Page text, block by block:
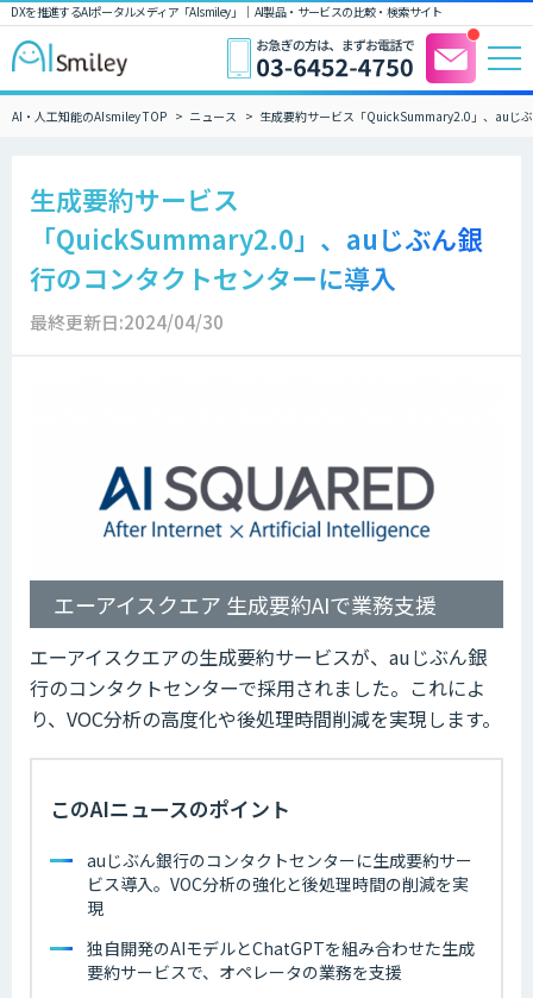
DXを推進するAIポータルメディア「AIsmiley」｜ AI製品・サービスの比較・検索サイト
AI・人工知能のAIsmiley TOP ニュース 生成要約サービス「QuickSummary2.0」、auじ
生成要約サービス
「QuickSummary2.0」、auじぶん銀
行のコンタクトセンターに導入
最終更新日:2024/04/30
エーアイスクエア 生成要約AIで業務支援
エーアイスクエアの生成要約サービスが、auじぶん銀
行のコンタクトセンターで採用されました。これによ
り、VOC分析の高度化や後処理時間削減を実現します。
このAIニュースのポイント
auじぶん銀行のコンタクトセンターに生成要約サー
ビス導入。VOC分析の強化と後処理時間の削減を実
現
独自開発のAIモデルとChatGPTを組み合わせた生成
要約サービスで、オペレータの業務を支援